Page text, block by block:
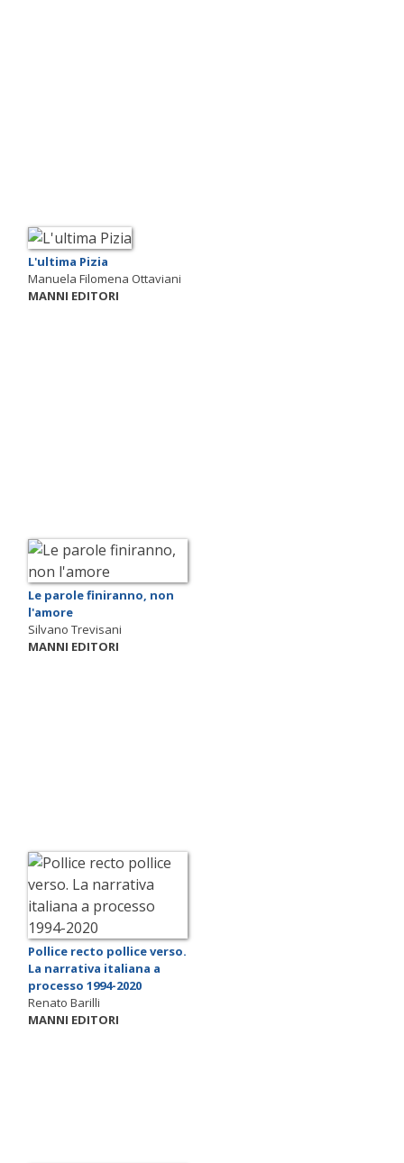
L'ultima Pizia
Manuela Filomena Ottaviani
MANNI EDITORI
Le parole finiranno, non
l'amore
Silvano Trevisani
MANNI EDITORI
Pollice recto pollice verso.
La narrativa italiana a
processo 1994-2020
Renato Barilli
MANNI EDITORI